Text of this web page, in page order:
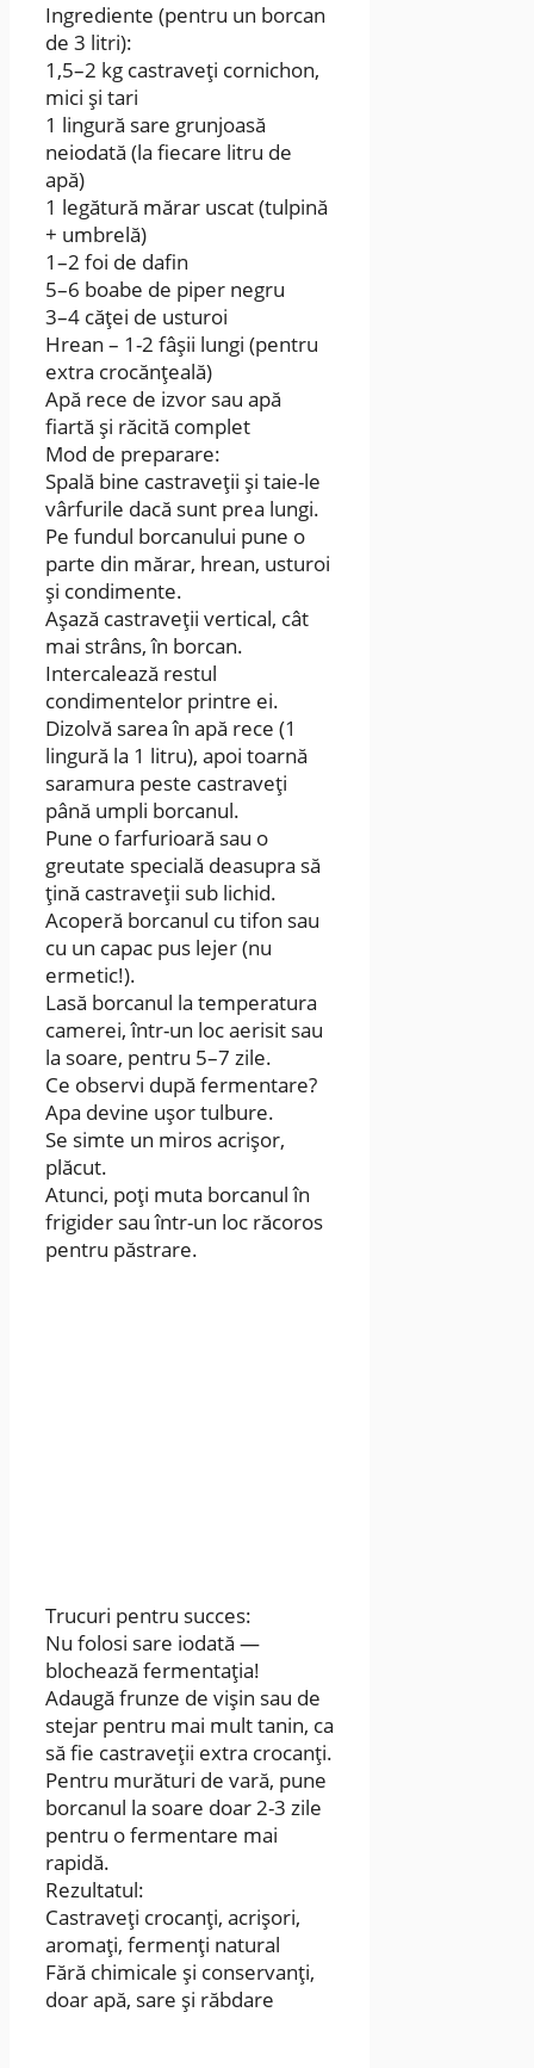
Ingrediente (pentru un borcan
de 3 litri):
1,5–2 kg castraveți cornichon,
mici și tari
1 lingură sare grunjoasă
neiodată (la fiecare litru de
apă)
1 legătură mărar uscat (tulpină
+ umbrelă)
1–2 foi de dafin
5–6 boabe de piper negru
3–4 căței de usturoi
Hrean – 1-2 fâșii lungi (pentru
extra crocănțeală)
Apă rece de izvor sau apă
fiartă și răcită complet
Mod de preparare:
Spală bine castraveții și taie-le
vârfurile dacă sunt prea lungi.
Pe fundul borcanului pune o
parte din mărar, hrean, usturoi
și condimente.
Așază castraveții vertical, cât
mai strâns, în borcan.
Intercalează restul
condimentelor printre ei.
Dizolvă sarea în apă rece (1
lingură la 1 litru), apoi toarnă
saramura peste castraveți
până umpli borcanul.
Pune o farfurioară sau o
greutate specială deasupra să
țină castraveții sub lichid.
Acoperă borcanul cu tifon sau
cu un capac pus lejer (nu
ermetic!).
Lasă borcanul la temperatura
camerei, într-un loc aerisit sau
la soare, pentru 5–7 zile.
Ce observi după fermentare?
Apa devine ușor tulbure.
Se simte un miros acrișor,
plăcut.
Atunci, poți muta borcanul în
frigider sau într-un loc răcoros
pentru păstrare.
Trucuri pentru succes:
Nu folosi sare iodată —
blochează fermentația!
Adaugă frunze de vișin sau de
stejar pentru mai mult tanin, ca
să fie castraveții extra crocanți.
Pentru murături de vară, pune
borcanul la soare doar 2-3 zile
pentru o fermentare mai
rapidă.
Rezultatul:
Castraveți crocanți, acrișori,
aromați, fermenți natural
Fără chimicale și conservanți,
doar apă, sare și răbdare